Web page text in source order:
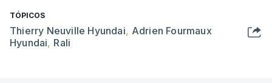
TÓPICOS
Thierry Neuville Hyundai, Adrien Fourmaux
Hyundai, Rali